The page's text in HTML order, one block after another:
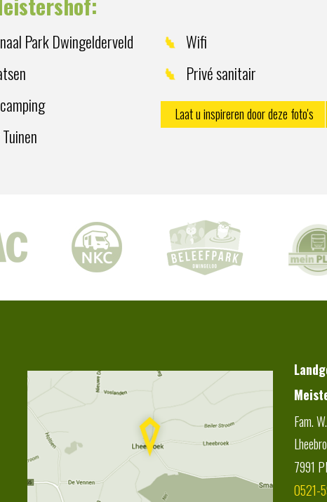
Park Dwingelderveld
Wifi
Privé sanitair
Laat u inspireren door deze foto's
Fam.
7991
0521-